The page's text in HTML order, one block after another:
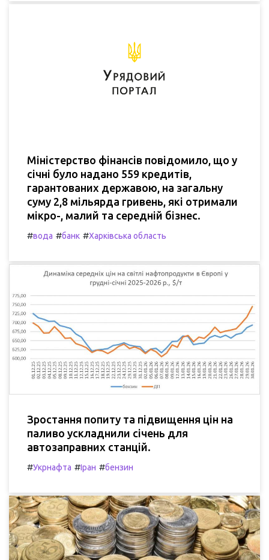
Міністерство фінансів повідомило, що у
січні було надано 559 кредитів,
гарантованих державою, на загальну
суму 2,8 мільярда гривень, які отримали
мікро-, малий та середній бізнес.
#вода #банк #Харківська область
Зростання попиту та підвищення цін на
паливо ускладнили січень для
автозаправних станцій.
#Укрнафта #Іран #бензин